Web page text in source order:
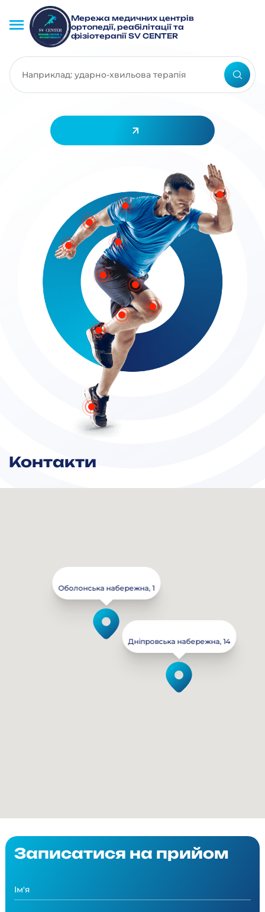
Мережа медичних центрів
ортопедії, реабілітації та
фізіотерапії SV CENTER
Контакти
Оболонська набережна, 1
Дніпровська набережна, 14
Записатися на прийом